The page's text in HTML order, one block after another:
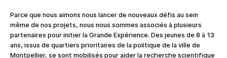
Parce que nous aimons nous lancer de nouveaux défis au sein
même de nos projets, nous nous sommes associés à plusieurs
partenaires pour initier la Grande Expérience. Des jeunes de 8 à 13
ans, issus de quartiers prioritaires de la politique de la ville de
Montpellier, se sont mobilisés pour aider la recherche scientifique